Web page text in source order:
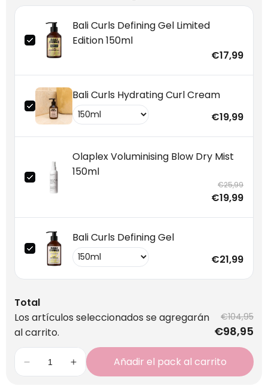
Bali Curls Defining Gel Limited
Edition 150ml
€17,99
Bali Curls Hydrating Curl Cream
€19,99
Olaplex Voluminising Blow Dry Mist
150ml
€25,99
€19,99
Bali Curls Defining Gel
€21,99
Total
Los artículos seleccionados se agregarán
al carrito.
€104,95
€98,95
Añadir el pack al carrito